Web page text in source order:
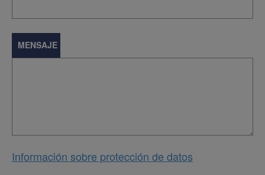
MENSAJE
Información sobre protección de datos